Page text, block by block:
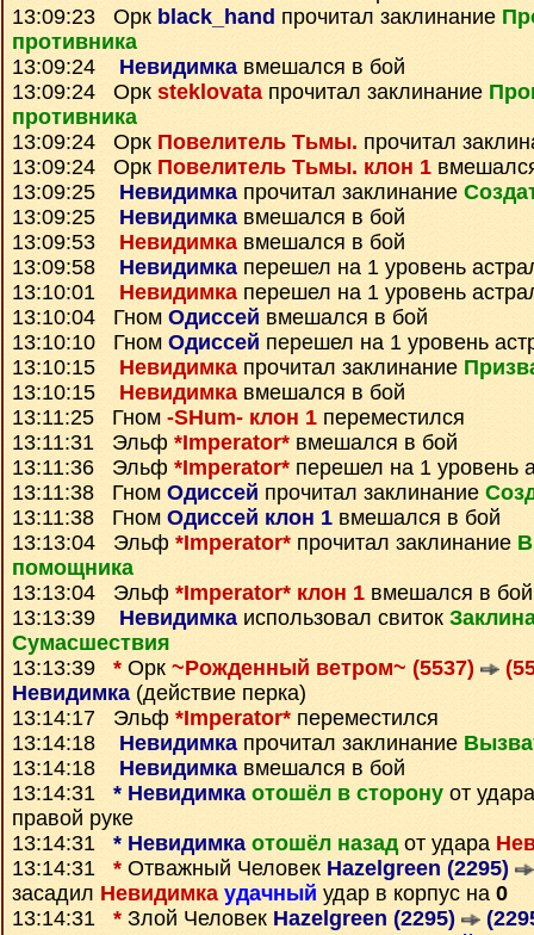
13:09:23 Орк black_hand прочитал заклинание
противника
13:09:24 Невидимкавмешался в бой
13:09:24 Орк steklovataпрочитал заклинание
противника
13:09:24 Орк Повелитель Тьмы. прочитал
13:09:24 Орк Повелитель Тьмы. клон 1
13:09:25 Невидимкапрочитал заклинание
13:09:25 Невидимкавмешался в бой
13:09:53 Невидимкавмешался в бой
13:09:58 Невидимкаперешел на 1 уровень
13:10:01 Невидимкаперешел на 1 уровень
13:10:04 Гном Одиссей вмешался в бой
13:10:10 Гном Одиссей перешел на 1 уровень
13:10:15 Невидимка прочитал заклинание
13:10:15 Невидимкавмешался в бой
13:11:25 Гном -SHum- клон 1 переместился
13:11:31 Эльф *Imperator* вмешался в бой
13:11:36 Эльф *Imperator* перешел на 1 уровень
13:11:38 Гном Одиссей прочитал заклинание
13:11:38 Гном Одиссей клон 1 вмешался в бой
13:13:04 Эльф *Imperator* прочитал заклинание
помощника
13:13:04 Эльф *Imperator* клон 1 вмешался в бой
13:13:39 Невидимкаиспользовал свиток
Сумаcшествия
13:13:39 * Орк ~Рожденный ветром~ (5537)
Невидимка(действие перка)
13:14:17 Эльф *Imperator* переместился
13:14:18 Невидимкапрочитал заклинание
13:14:18 Невидимка вмешался в бой
13:14:31 * Невидимка отошёл в сторону от
правой руке
13:14:31 * Невидимка отошёл назадот удара
13:14:31 * Отважный Человек Hazelgreen (2295)
засадил Невидимка удачный удар в корпус на 0
13:14:31 * Злой Человек Hazelgreen (2295)